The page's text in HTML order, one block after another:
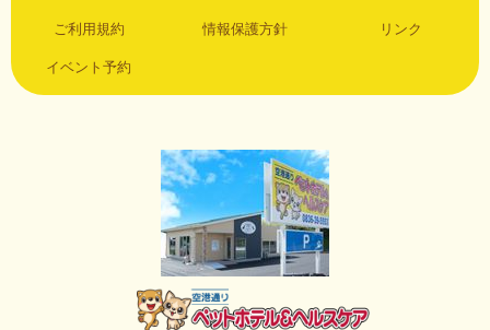
ご利用規約 情報保護方針 リンク
イベント予約